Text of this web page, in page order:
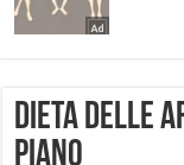
Dieta delle
piano